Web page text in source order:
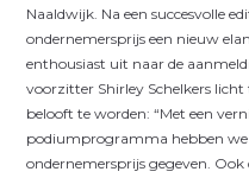
Naaldwijk. Na een succesvolle
ondernemersprijs een nieuw
enthousiast uit naar de
voorzitter Shirley Schelkers
belooft te worden: “Met een
podiumprogramma hebben we
ondernemersprijs gegeven.